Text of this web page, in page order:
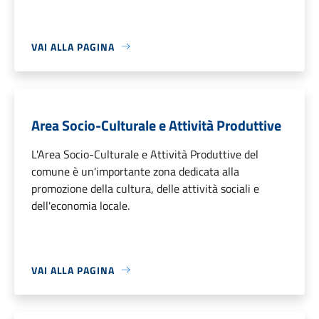
VAI ALLA PAGINA
Area Socio-Culturale e Attività Produttive
L'Area Socio-Culturale e Attività Produttive del
comune è un'importante zona dedicata alla
promozione della cultura, delle attività sociali e
dell'economia locale.
VAI ALLA PAGINA